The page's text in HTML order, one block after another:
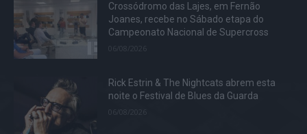
Crossódromo das Lajes, em Fernão
Joanes, recebe no Sábado etapa do
Campeonato Nacional de Supercross
06/08/2026
Rick Estrin & The Nightcats abrem esta
noite o Festival de Blues da Guarda
06/08/2026